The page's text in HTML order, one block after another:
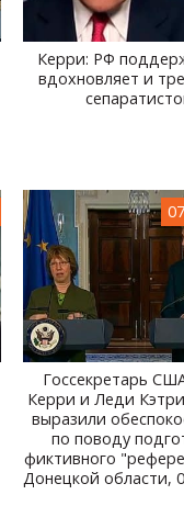
Керри: РФ
вдохновляет и
Госсекретарь
Керри и Леди
выразили
по поводу
фиктивного
Донецкой области,